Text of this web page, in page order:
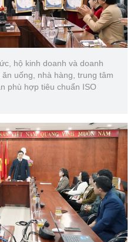
hộ kinh doanh và doanh
uống, nhà hàng, trung tâm
phù hợp tiêu chuẩn ISO